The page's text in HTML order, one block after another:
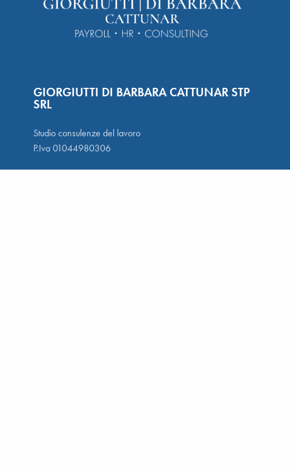
GIORGIUTTI DI BARBARA CATTUNAR STP
SRL
Studio consulenze del lavoro
P.Iva 01044980306